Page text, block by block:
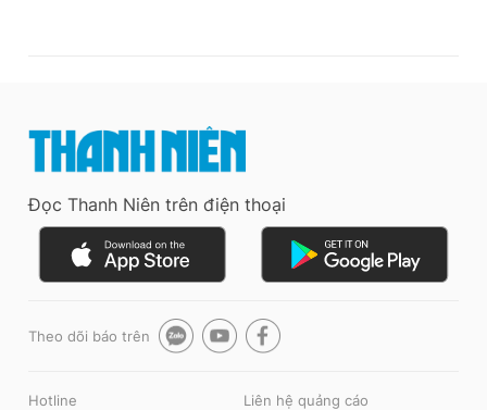
Đọc Thanh Niên trên điện thoại
Theo dõi báo trên
Hotline Liên hệ quảng cáo